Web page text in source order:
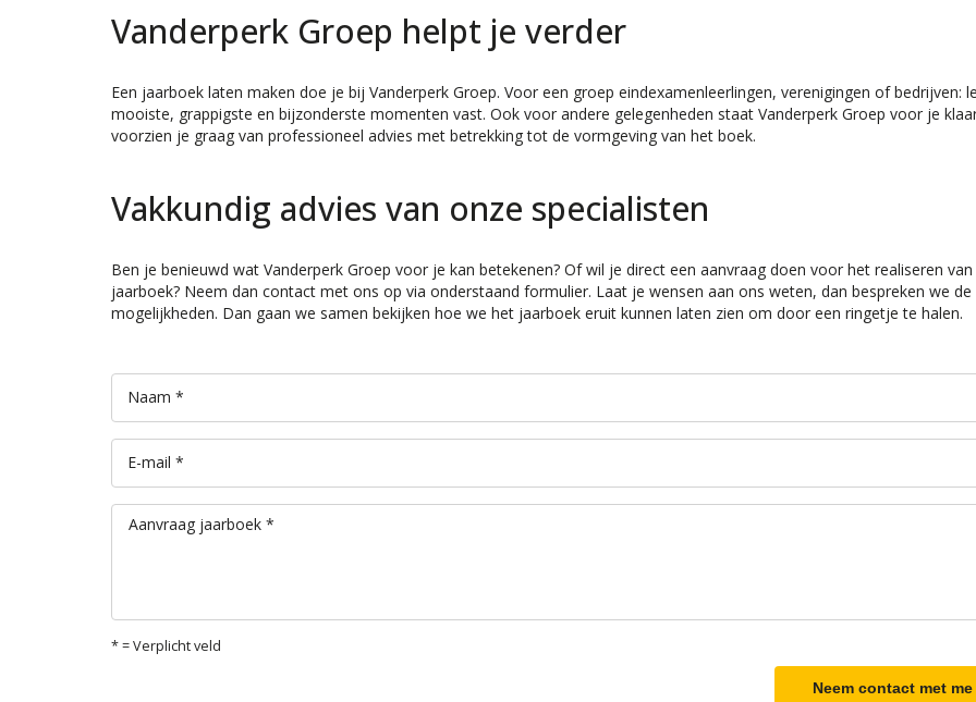
Vanderperk Groep helpt je verder
Een jaarboek laten maken doe je bij Vanderperk Groep. Voor een groep eindexamenleerlingen, verenigingen of bedrijven:
mooiste, grappigste en bijzonderste momenten vast. Ook voor andere gelegenheden staat Vanderperk Groep voor je
voorzien je graag van professioneel advies met betrekking tot de vormgeving van het boek.
Vakkundig advies van onze specialisten
Ben je benieuwd wat Vanderperk Groep voor je kan betekenen? Of wil je direct een aanvraag doen voor het realiseren
jaarboek? Neem dan contact met ons op via onderstaand formulier. Laat je wensen aan ons weten, dan bespreken we de
mogelijkheden. Dan gaan we samen bekijken hoe we het jaarboek eruit kunnen laten zien om door een ringetje te halen.
Naam *
E-mail *
Aanvraag jaarboek *
* = Verplicht veld
Neem contact met